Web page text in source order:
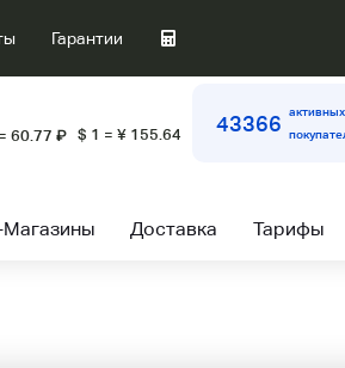
Гарантии
60.77 ₽ $ 1 = ¥ 155.64 43366
активных
Магазины Доставка Тарифы